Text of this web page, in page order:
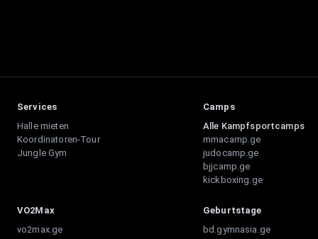
Services
Halle mieten
Koordinatoren-Tour
Jungle Gym
Camps
Alle Kampfsportcamps
mmacamp.ge
judocamp.ge
bjjcamp.ge
kickboxing.ge
VO2Max
vo2max.ge
Geburtstage
bd.gymnasia.ge